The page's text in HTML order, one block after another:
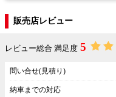
販売店レビュー
レビュー総合 満足度 5
問い合せ(見積り)
納車までの対応